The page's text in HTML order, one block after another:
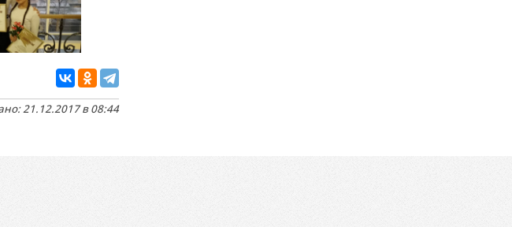
21.12.2017 в 08:44